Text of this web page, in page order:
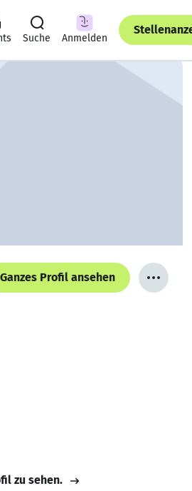
Suche Anmelden
Ganzes Profil ansehen
zu sehen.